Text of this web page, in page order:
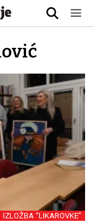
IZLOŽBA “LIKAROVKE”